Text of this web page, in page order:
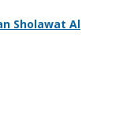
Sholawat Al